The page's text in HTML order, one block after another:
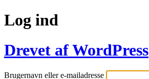
Log ind
Drevet af WordPress
Brugernavn eller e-mailadresse